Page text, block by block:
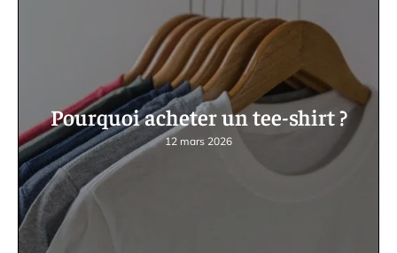
Pourquoi acheter un tee-shirt ?
12 mars 2026